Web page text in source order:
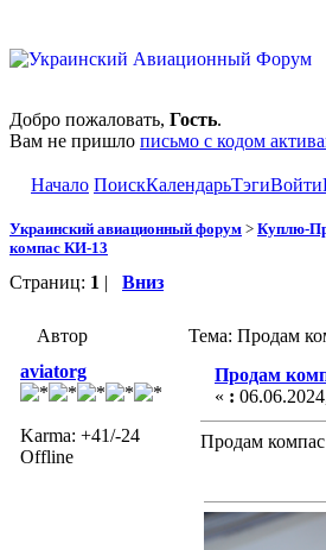
Добро пожаловать, Гость.
Вам не пришло письмо с кодом
Начало ПоискКалендарьТэгиВойти
Украинский авиационный форум > Куплю-
компас КИ-13
Страниц: 1 | Вниз
Автор
Тема: Продам
aviatorg
Karma: +41/-24
Offline
Продам
« :
Продам